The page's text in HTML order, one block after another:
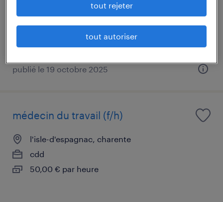
ruelle-sur-touvre, charente
40 000 € par année
publié le 19 octobre 2025
médecin du travail (f/h)
l'isle-d'espagnac, charente
cdd
50,00 € par heure
tout rejeter
tout autoriser